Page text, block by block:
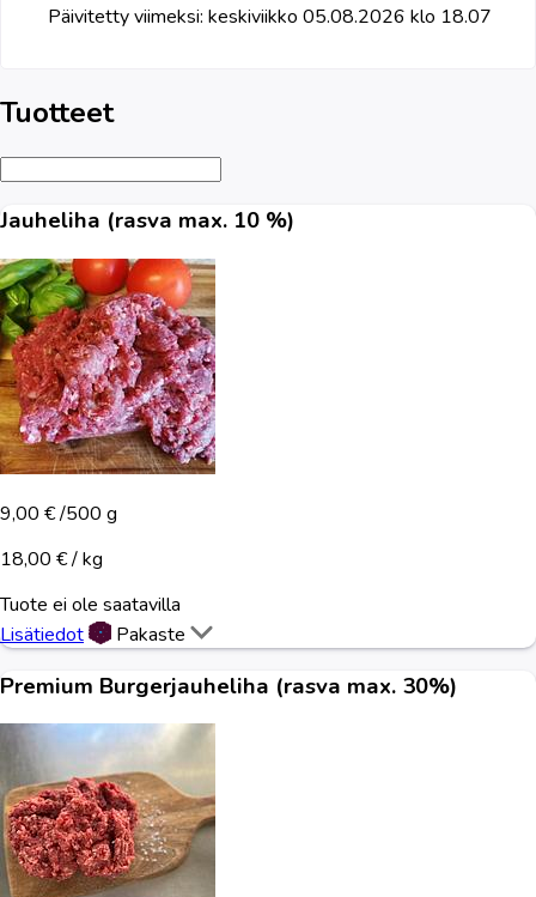
Päivitetty viimeksi:keskiviikko 05.08.2026 klo 18.07
Tuotteet
Jauheliha (rasva max. 10 %)
9,00 €/500 g
18,00 € / kg
Tuote ei ole saatavilla
Lisätiedot
Pakaste
Premium Burgerjauheliha (rasva max. 30%)